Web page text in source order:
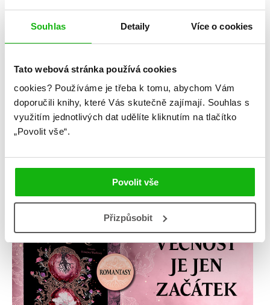
Souhlas Detaily Více o cookies
Tato webová stránka používá cookies
cookies? Používáme je třeba k tomu, abychom Vám
doporučili knihy, které Vás skutečně zajímají. Souhlas s
využitím jednotlivých dat udělíte kliknutím na tlačítko
„Povolit vše“.
Povolit vše
Přizpůsobit